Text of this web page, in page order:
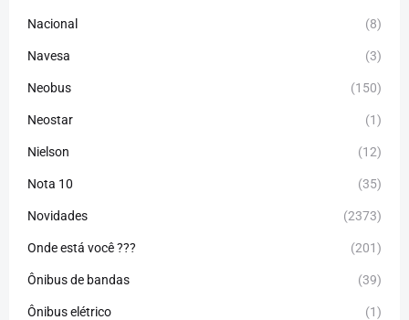
Nacional (8)
Navesa (3)
Neobus (150)
Neostar (1)
Nielson (12)
Nota 10 (35)
Novidades (2373)
Onde está você ??? (201)
Ônibus de bandas (39)
Ônibus elétrico (1)